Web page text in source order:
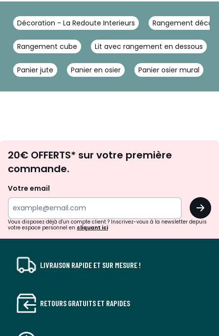
Décoration - La Redoute Interieurs Rangement déco
Rangement cube Lit avec rangement en dessous
Panier jute Panier en osier Panier osier mural
d'inspirations
surprises?
20€ OFFERTS* sur votre première
commande.
Votre email
OK
Vous disposez déjà d'un compte client ? Inscrivez-vous à la newsletter depuis
votre espace personnel en cliquant ici
LIVRAISON RAPIDE ET SUR MESURE !
RETOURS GRATUITS ET RAPIDES